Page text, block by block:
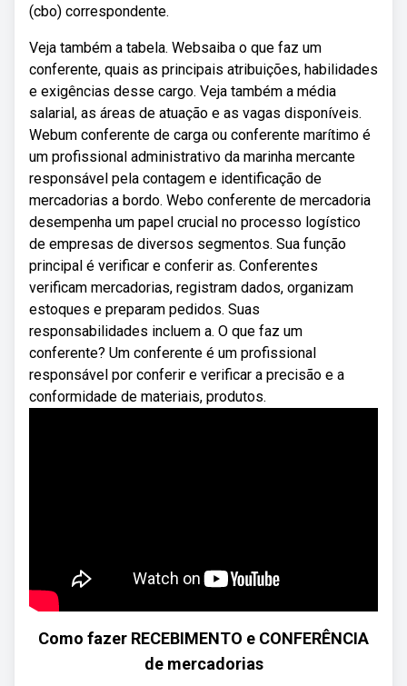
(cbo) correspondente.
Veja também a tabela. Websaiba o que faz um
conferente, quais as principais atribuições, habilidades
e exigências desse cargo. Veja também a média
salarial, as áreas de atuação e as vagas disponíveis.
Webum conferente de carga ou conferente marítimo é
um profissional administrativo da marinha mercante
responsável pela contagem e identificação de
mercadorias a bordo. Webo conferente de mercadoria
desempenha um papel crucial no processo logístico
de empresas de diversos segmentos. Sua função
principal é verificar e conferir as. Conferentes
verificam mercadorias, registram dados, organizam
estoques e preparam pedidos. Suas
responsabilidades incluem a. O que faz um
conferente? Um conferente é um profissional
responsável por conferir e verificar a precisão e a
conformidade de materiais, produtos.
Como fazer RECEBIMENTO e CONFERÊNCIA
de mercadorias